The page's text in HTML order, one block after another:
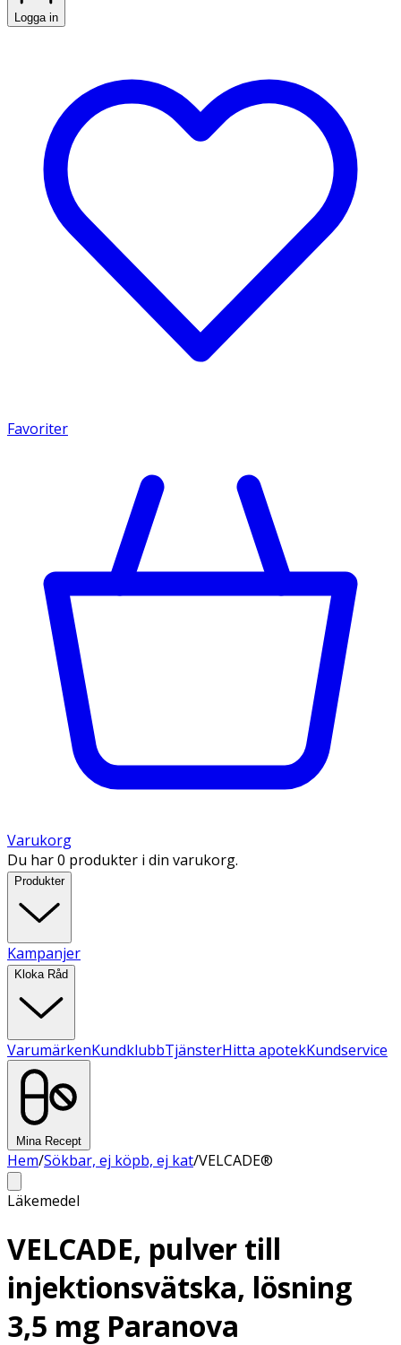
Logga in
Favoriter
Varukorg
Du har 0 produkter i din varukorg.
Produkter
Kampanjer
Kloka Råd
VarumärkenKundklubbTjänsterHitta apotekKundservice
Mina Recept
Hem/Sökbar, ej köpb, ej kat/VELCADE®
Läkemedel
VELCADE, pulver till
injektionsvätska, lösning
3,5 mg Paranova